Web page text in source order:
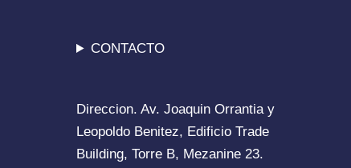
CONTACTO
Direccion. Av. Joaquin Orrantia y
Leopoldo Benitez, Edificio Trade
Building, Torre B, Mezanine 23.